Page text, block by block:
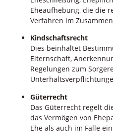
Eheaufhebung, die die
Verfahren im
Kindschaftsrecht
Dies beinhaltet
Elternschaft,
Regelungen zum
Güterrecht
Das Güterrecht regelt
das Vermögen von
Ehe als auch im Falle